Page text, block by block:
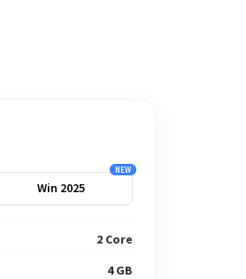
Win 2025
NEW
2 Core
4 GB